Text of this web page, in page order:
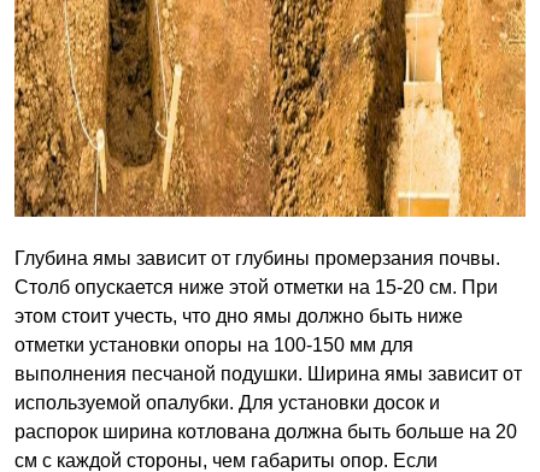
Глубина ямы зависит от глубины промерзания почвы.
Столб опускается ниже этой отметки на 15-20 см. При
этом стоит учесть, что дно ямы должно быть ниже
отметки установки опоры на 100-150 мм для
выполнения песчаной подушки. Ширина ямы зависит от
используемой опалубки. Для установки досок и
распорок ширина котлована должна быть больше на 20
см с каждой стороны, чем габариты опор. Если